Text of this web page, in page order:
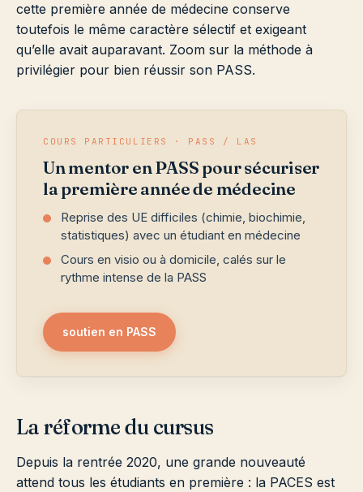
cette première année de médecine conserve
toutefois le même caractère sélectif et exigeant
qu’elle avait auparavant. Zoom sur la méthode à
privilégier pour bien réussir son PASS.
COURS PARTICULIERS · PASS / LAS
Un mentor en PASS pour sécuriser
la première année de médecine
Reprise des UE difficiles (chimie, biochimie,
statistiques) avec un étudiant en médecine
Cours en visio ou à domicile, calés sur le
rythme intense de la PASS
soutien en PASS
La réforme du cursus
Depuis la rentrée 2020, une grande nouveauté
attend tous les étudiants en première : la PACES est